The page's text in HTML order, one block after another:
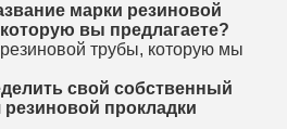
марки резиновой
вы предлагаете?
трубы, которую мы
свой собственный
прокладки